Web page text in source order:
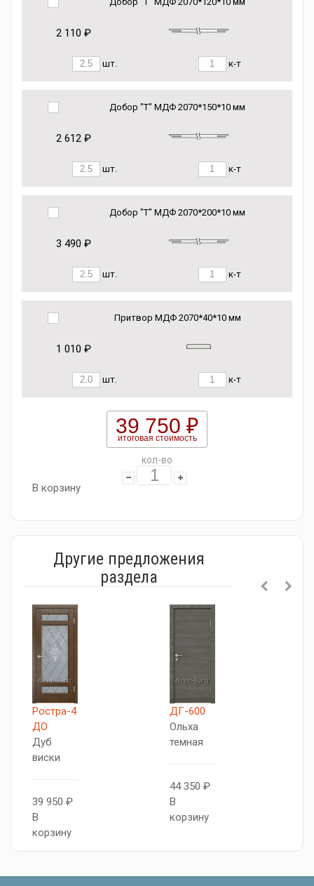
2 110 ₽
шт. к-т
Добор "Т" МДФ 2070*150*10 мм
2 612 ₽
шт. к-т
Добор "Т" МДФ 2070*200*10 мм
3 490 ₽
шт. к-т
Притвор МДФ 2070*40*10 мм
1 010 ₽
шт. к-т
39 750 ₽
итоговая стоимость
кол-во
В корзину
Другие предложения
раздела
Ростра-4
ДО
Дуб
виски
39 950 ₽
В
корзину
ДГ-600
Ольха
темная
44 350 ₽
В
корзину